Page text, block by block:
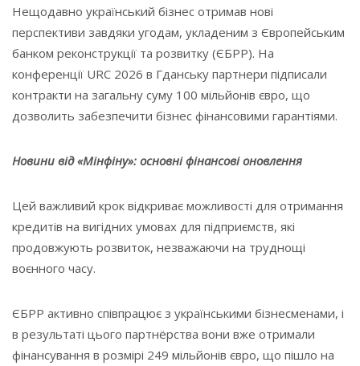
Нещодавно український бізнес отримав нові
перспективи завдяки угодам, укладеним з Європейським
банком реконструкції та розвитку (ЄБРР). На
конференції URC 2026 в Гданську партнери підписали
контракти на загальну суму 100 мільйонів євро, що
дозволить забезпечити бізнес фінансовими гарантіями.
Новини від «Мінфіну»: основні фінансові оновлення
Цей важливий крок відкриває можливості для отримання
кредитів на вигідних умовах для підприємств, які
продовжують розвиток, незважаючи на труднощі
воєнного часу.
ЄБРР активно співпрацює з українськими бізнесменами, і
в результаті цього партнёрства вони вже отримали
фінансування в розмірі 249 мільйонів євро, що пішло на